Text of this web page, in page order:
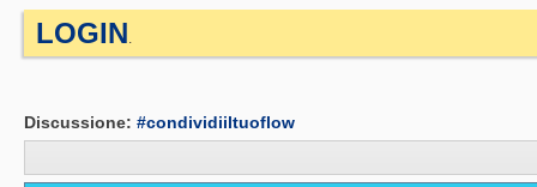
LOGIN.
Discussione: #condividiiltuoflow